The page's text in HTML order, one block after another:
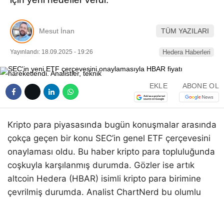
Mesut İnan TÜM YAZILARI
Yayınlandı: 18.09.2025 - 19:26 Hedera Haberleri
EKLE ABONE OL
Kripto para piyasasında bugün konuşmalar arasında
çokça geçen bir konu SEC’in genel ETF çerçevesini
onaylaması oldu. Bu haber kripto para topluluğunda
coşkuyla karşılanmış durumda. Gözler ise artık
altcoin Hedera (HBAR) isimli kripto para birimine
çevrilmiş durumda. Analist ChartNerd bu olumlu